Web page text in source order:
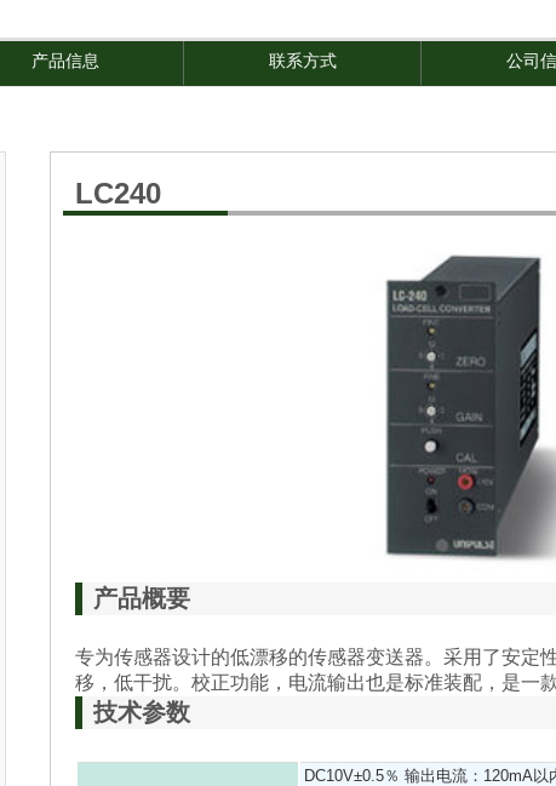
产品信息 联系方式 公司
LC240
产品概要
专为传感器设计的低漂移的传感器变送器。采用了安定
移，低干扰。校正功能，电流输出也是标准装配，是一
技术参数
DC10V±0.5％ 输出电流：120mA以